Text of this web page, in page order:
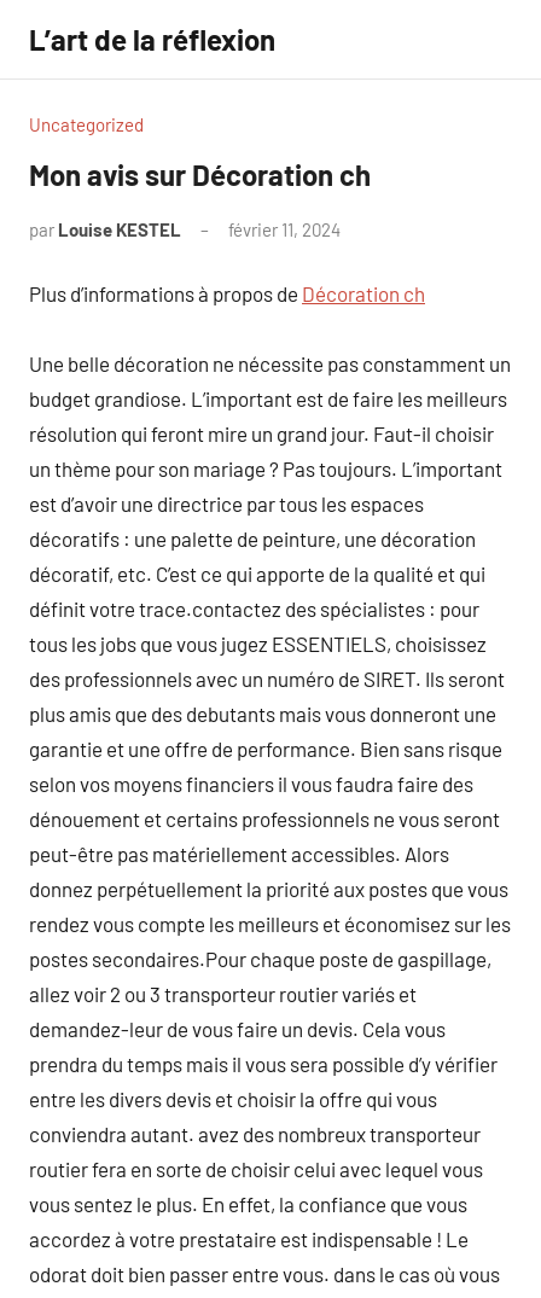
contenu
L’art de la réflexion
Uncategorized
Mon avis sur Décoration ch
par Louise KESTEL février 11, 2024
Plus d’informations à propos de Décoration ch
Une belle décoration ne nécessite pas constamment un
budget grandiose. L’important est de faire les meilleurs
résolution qui feront mire un grand jour. Faut-il choisir
un thème pour son mariage ? Pas toujours. L’important
est d’avoir une directrice par tous les espaces
décoratifs : une palette de peinture, une décoration
décoratif, etc. C’est ce qui apporte de la qualité et qui
définit votre trace.contactez des spécialistes : pour
tous les jobs que vous jugez ESSENTIELS, choisissez
des professionnels avec un numéro de SIRET. Ils seront
plus amis que des debutants mais vous donneront une
garantie et une offre de performance. Bien sans risque
selon vos moyens financiers il vous faudra faire des
dénouement et certains professionnels ne vous seront
peut-être pas matériellement accessibles. Alors
donnez perpétuellement la priorité aux postes que vous
rendez vous compte les meilleurs et économisez sur les
postes secondaires.Pour chaque poste de gaspillage,
allez voir 2 ou 3 transporteur routier variés et
demandez-leur de vous faire un devis. Cela vous
prendra du temps mais il vous sera possible d’y vérifier
entre les divers devis et choisir la offre qui vous
conviendra autant. avez des nombreux transporteur
routier fera en sorte de choisir celui avec lequel vous
vous sentez le plus. En effet, la confiance que vous
accordez à votre prestataire est indispensable ! Le
odorat doit bien passer entre vous. dans le cas où vous